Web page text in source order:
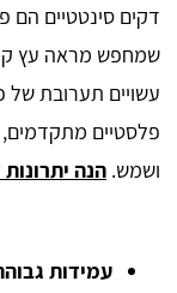
דקים סינטטיים הם
שמחפש מראה עץ
עשויים תערובת של
פלסטיים מתקדמים,
ושמש. הנה
עמידות